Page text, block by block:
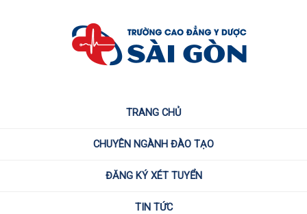
TRANG CHỦ
CHUYÊN NGÀNH ĐÀO TẠO
ĐĂNG KÝ XÉT TUYỂN
TIN TỨC